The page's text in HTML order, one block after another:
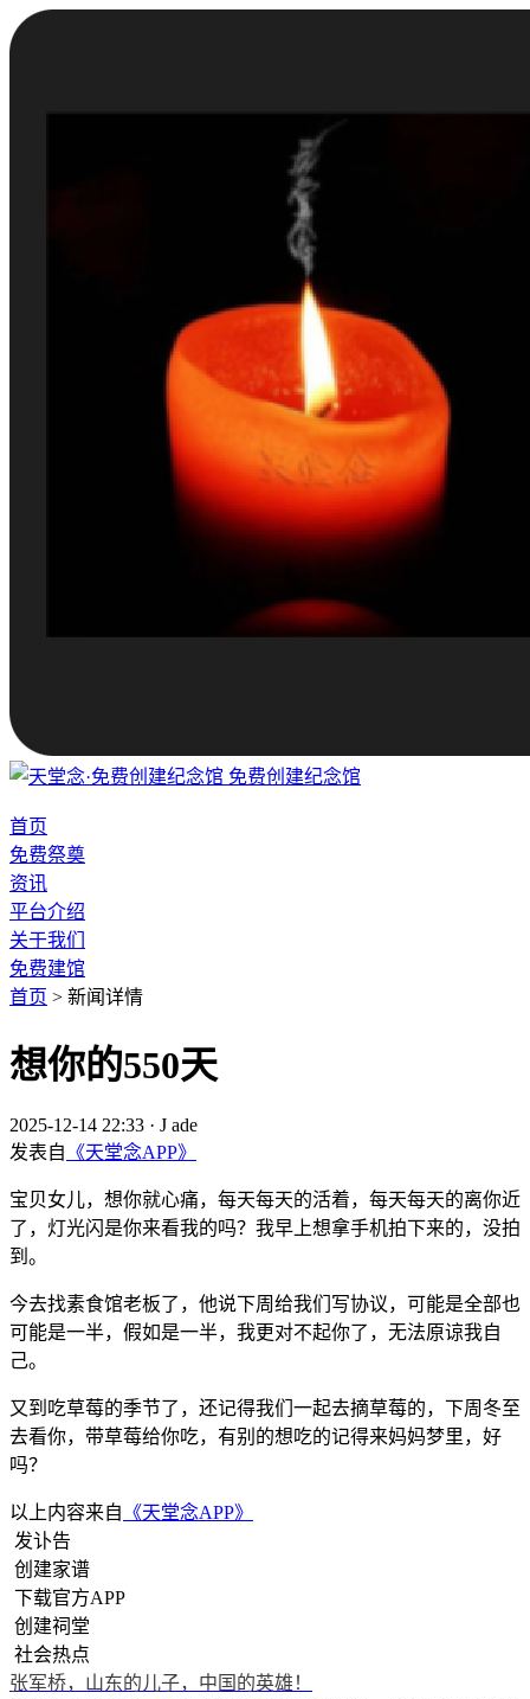
免费创建纪念馆
首页
免费祭奠
资讯
平台介绍
关于我们
免费建馆
首页 > 新闻详情
想你的550天
2025-12-14 22:33 · J ade
发表自 《天堂念APP》
宝贝女儿，想你就心痛，每天每天的活着，每天每天的离你近
了，灯光闪是你来看我的吗？我早上想拿手机拍下来的，没拍
到。
今去找素食馆老板了，他说下周给我们写协议，可能是全部也
可能是一半，假如是一半，我更对不起你了，无法原谅我自
己。
又到吃草莓的季节了，还记得我们一起去摘草莓的，下周冬至
去看你，带草莓给你吃，有别的想吃的记得来妈妈梦里，好
吗？
以上内容来自 《天堂念APP》
发讣告
创建家谱
下载官方APP
创建祠堂
社会热点
张军桥，山东的儿子，中国的英雄！